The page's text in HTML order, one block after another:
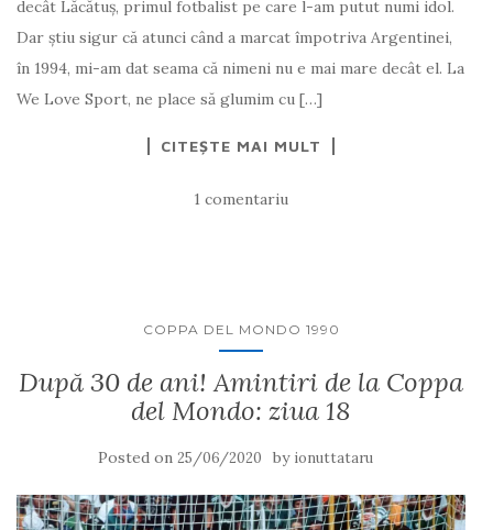
decât Lăcătuș, primul fotbalist pe care l-am putut numi idol.
Dar știu sigur că atunci când a marcat împotriva Argentinei,
în 1994, mi-am dat seama că nimeni nu e mai mare decât el. La
We Love Sport, ne place să glumim cu […]
CITEȘTE MAI MULT
1 comentariu
COPPA DEL MONDO 1990
După 30 de ani! Amintiri de la Coppa
del Mondo: ziua 18
Posted on 25/06/2020 by ionuttataru